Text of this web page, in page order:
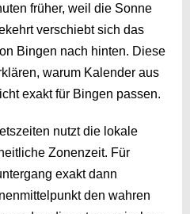
früher, weil die Sonne
verschiebt sich das
Bingen nach hinten. Diese
warum Kalender aus
exakt für Bingen passen.
nutzt die lokale
Zonenzeit. Für
exakt dann
den wahren